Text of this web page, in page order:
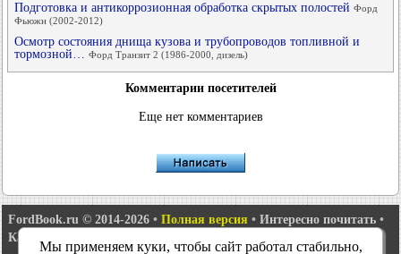
Подготовка и антикоррозионная обработка скрытых полостей Форд
Фьюжн (2002-2012)
Осмотр состояния днища кузова и трубопроводов топливной и
тормозной… Форд Транзит 2 (1986-2000, дизель)
Комментарии посетителей
Еще нет комментариев
FordBook.ru © 2014-2026 • Полная версия • Интересно почитать •
Карта сайта
Мы применяем куки, чтобы сайт работал стабильно,